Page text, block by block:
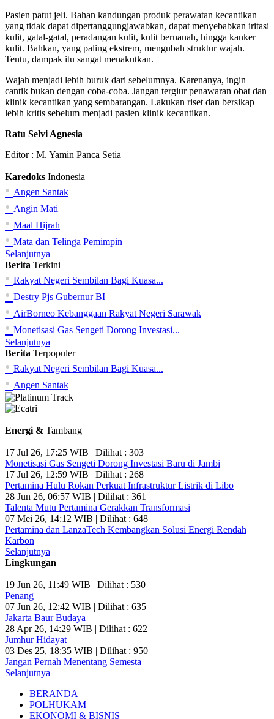
Pasien patut jeli. Bahan kandungan produk perawatan kecantikan
yang tidak dapat dipertanggungjawabkan, dapat menyebabkan iritasi
kulit, gatal-gatal, peradangan kulit, kulit bernanah, hingga kanker
kulit. Bahkan, yang paling ekstrem, mengubah struktur wajah.
Tentu, dampak itu sangat menakutkan.
Wajah menjadi lebih buruk dari sebelumnya. Karenanya, ingin
cantik bukan dengan coba-coba. Jangan tergiur penawaran obat dan
klinik kecantikan yang sembarangan. Lakukan riset dan bersikap
lebih kritis sebelum menjadi pasien klinik kecantikan.
Ratu Selvi Agnesia
Editor : M. Yamin Panca Setia
Karedoks Indonesia
• Angen Santak
• Angin Mati
• Maal Hijrah
• Mata dan Telinga Pemimpin
Selanjutnya
Berita Terkini
• Rakyat Negeri Sembilan Bagi Kuasa...
• Destry Pjs Gubernur BI
• AirBorneo Kebanggaan Rakyat Negeri Sarawak
• Monetisasi Gas Sengeti Dorong Investasi...
Selanjutnya
Berita Terpopuler
• Rakyat Negeri Sembilan Bagi Kuasa...
• Angen Santak
Energi & Tambang
17 Jul 26, 17:25 WIB | Dilihat : 303
Monetisasi Gas Sengeti Dorong Investasi Baru di Jambi
17 Jul 26, 12:59 WIB | Dilihat : 268
Pertamina Hulu Rokan Perkuat Infrastruktur Listrik di Libo
28 Jun 26, 06:57 WIB | Dilihat : 361
Talenta Mutu Pertamina Gerakkan Transformasi
07 Mei 26, 14:12 WIB | Dilihat : 648
Pertamina dan LanzaTech Kembangkan Solusi Energi Rendah
Karbon
Selanjutnya
Lingkungan
19 Jun 26, 11:49 WIB | Dilihat : 530
Penang
07 Jun 26, 12:42 WIB | Dilihat : 635
Jakarta Baur Budaya
28 Apr 26, 14:29 WIB | Dilihat : 622
Jumhur Hidayat
03 Des 25, 18:35 WIB | Dilihat : 950
Jangan Pernah Menentang Semesta
Selanjutnya
BERANDA
POLHUKAM
EKONOMI & BISNIS